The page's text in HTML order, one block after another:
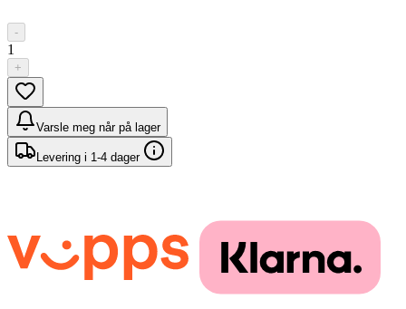
-
1
+
Varsle meg når på lager
Levering i 1-4 dager